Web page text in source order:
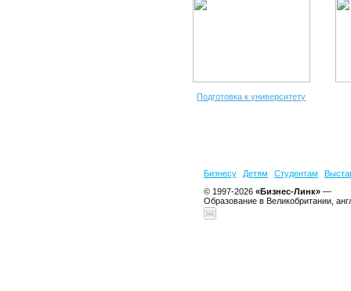
Подготовка к университету
Бизнесу Детям Студентам
© 1997-2026 «Бизнес-Линк» —
Образование в Великобритании,